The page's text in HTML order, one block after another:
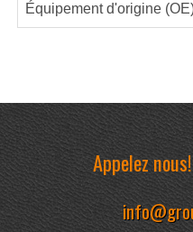
Équipement d'origine
Appelez